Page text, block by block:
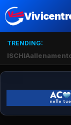
TRENDING:
ISCHIA